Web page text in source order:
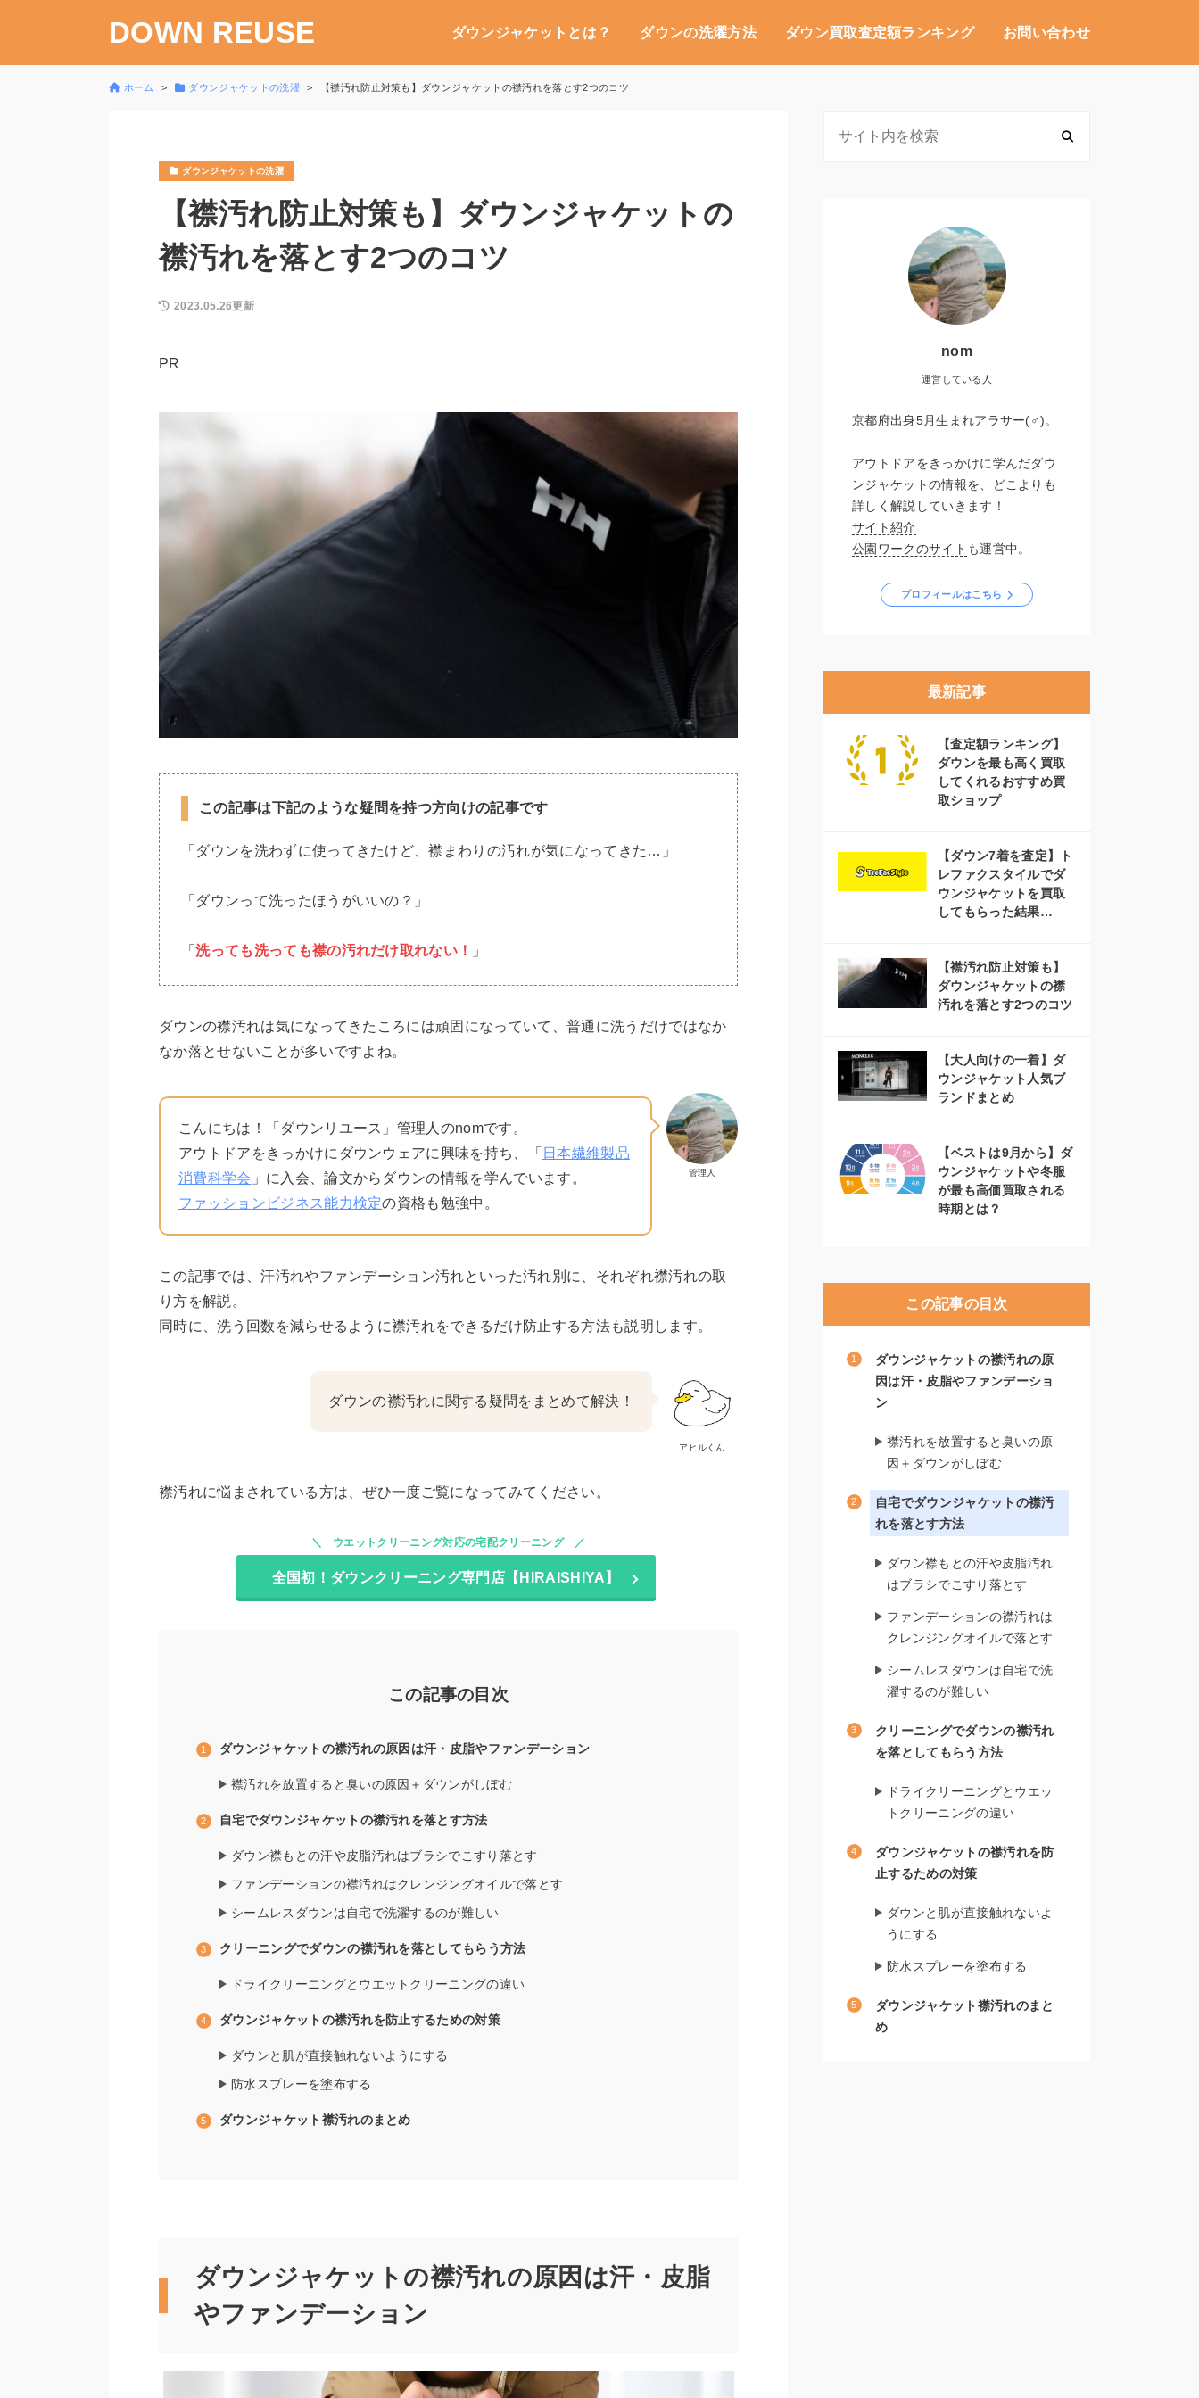
DOWN REUSE ダウンジャケットとは？ ダウンの洗濯方法 ダウン買取査定額ランキング お問い合わせ
ホーム ダウンジャケットの洗濯 【襟汚れ防止対策も】ダウンジャケットの襟汚れを落とす2つのコツ
ダウンジャケットの洗濯
【襟汚れ防止対策も】ダウンジャケットの
襟汚れを落とす2つのコツ
2023.05.26更新
PR
この記事は下記のような疑問を持つ方向けの記事です
「ダウンを洗わずに使ってきたけど、襟まわりの汚れが気になってきた…」
「ダウンって洗ったほうがいいの？」
「洗っても洗っても襟の汚れだけ取れない！ 」
ダウンの襟汚れは気になってきたころには頑固になっていて、普通に洗うだけではなか
なか落とせないことが多いですよね。
管理人
こんにちは！「ダウンリユース」管理人のnomです。
アウトドアをきっかけにダウンウェアに興味を持ち、「 日本繊維製品
消費科学会 」に入会、論文からダウンの情報を学んでいます。
ファッションビジネス能力検定の資格も勉強中。
この記事では、汗汚れやファンデーション汚れといった汚れ別に、それぞれ襟汚れの取
り方を解説。
同時に、洗う回数を減らせるように襟汚れをできるだけ防止する方法も説明します。
アヒルくん
ダウンの襟汚れに関する疑問をまとめて解決！
襟汚れに悩まされている方は、ぜひ一度ご覧になってみてください。
ウエットクリーニング対応の宅配クリーニング
全国初！ダウンクリーニング専門店【HIRAISHIYA】
この記事の目次
ダウンジャケットの襟汚れの原因は汗・皮脂やファンデーション
襟汚れを放置すると臭いの原因＋ダウンがしぼむ
自宅でダウンジャケットの襟汚れを落とす方法
ダウン襟もとの汗や皮脂汚れはブラシでこすり落とす
ファンデーションの襟汚れはクレンジングオイルで落とす
シームレスダウンは自宅で洗濯するのが難しい
クリーニングでダウンの襟汚れを落としてもらう方法
ドライクリーニングとウエットクリーニングの違い
ダウンジャケットの襟汚れを防止するための対策
ダウンと肌が直接触れないようにする
防水スプレーを塗布する
ダウンジャケット襟汚れのまとめ
ダウンジャケットの襟汚れの原因は汗・皮脂
やファンデーション
nom
運営している人
京都府出身5月生まれアラサー(♂)。
アウトドアをきっかけに学んだダウ
ンジャケットの情報を、どこよりも
詳しく解説していきます！
サイト紹介
公園ワークのサイト も運営中。
プロフィールはこちら
最新記事
【査定額ランキング】
ダウンを最も高く買取
してくれるおすすめ買
取ショップ
【ダウン7着を査定】ト
レファクスタイルでダ
ウンジャケットを買取
してもらった結果…
【襟汚れ防止対策も】
ダウンジャケットの襟
汚れを落とす2つのコツ
【大人向けの一着】ダ
ウンジャケット人気ブ
ランドまとめ
【ベストは9月から】ダ
ウンジャケットや冬服
が最も高価買取される
時期とは？
この記事の目次
ダウンジャケットの襟汚れの原
因は汗・皮脂やファンデーショ
ン
襟汚れを放置すると臭いの原
因＋ダウンがしぼむ
自宅でダウンジャケットの襟汚
れを落とす方法
ダウン襟もとの汗や皮脂汚れ
はブラシでこすり落とす
ファンデーションの襟汚れは
クレンジングオイルで落とす
シームレスダウンは自宅で洗
濯するのが難しい
クリーニングでダウンの襟汚れ
を落としてもらう方法
ドライクリーニングとウエッ
トクリーニングの違い
ダウンジャケットの襟汚れを防
止するための対策
ダウンと肌が直接触れないよ
うにする
防水スプレーを塗布する
ダウンジャケット襟汚れのまと
め